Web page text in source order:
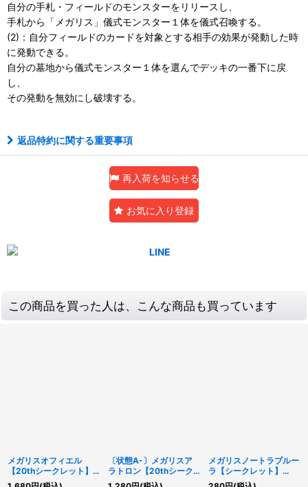
自分の手札・フィールドのモンスターをリリースし、
手札から「メガリス」儀式モンスター１体を儀式召喚する。
(2)：自分フィールドのカードを対象とする相手の効果が発動した時
に発動できる。
自分の墓地から儀式モンスター１体を選んでデッキの一番下に戻
し、
その発動を無効にし破壊する。
返品特約に関する重要事項
再入荷を知らせる
お気に入り登録
この商品を買った人は、こんな商品も買っています
メガリスオフィエル
【20thシークレット】
{IGAS-JP035}《儀式》
〔状態A-〕メガリスア
ラトロン【20thシーク
レット】{IGAS-JP040}
メガリスノートラプルー
ラ【シークレット】
{DOOD-JP034}《儀